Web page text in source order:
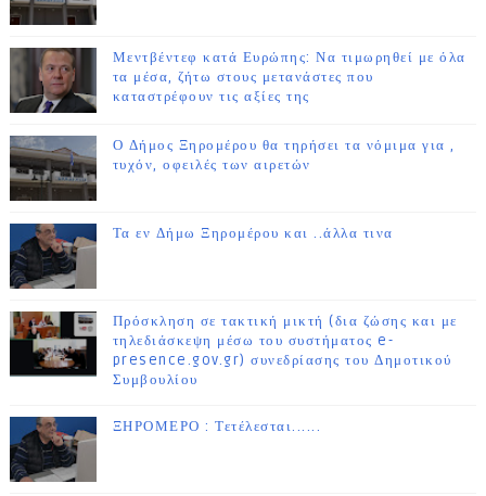
Μεντβέντεφ κατά Ευρώπης: Να τιμωρηθεί με όλα
τα μέσα, ζήτω στους μετανάστες που
καταστρέφουν τις αξίες της
Ο Δήμος Ξηρομέρου θα τηρήσει τα νόμιμα για ,
τυχόν, οφειλές των αιρετών
Τα εν Δήμω Ξηρομέρου και ..άλλα τινα
Πρόσκληση σε τακτική μικτή (δια ζώσης και με
τηλεδιάσκεψη μέσω του συστήματος e-
presence.gov.gr) συνεδρίασης του Δημοτικού
Συμβουλίου
ΞΗΡΟΜΕΡΟ : Τετέλεσται......